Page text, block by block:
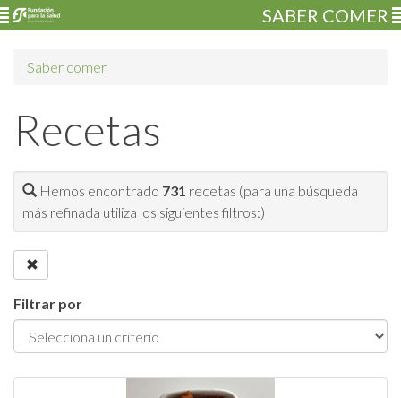
SABER COMER
Saber comer
Recetas
Hemos encontrado 731 recetas (para una búsqueda
más refinada utiliza los siguientes filtros:)
Filtrar por